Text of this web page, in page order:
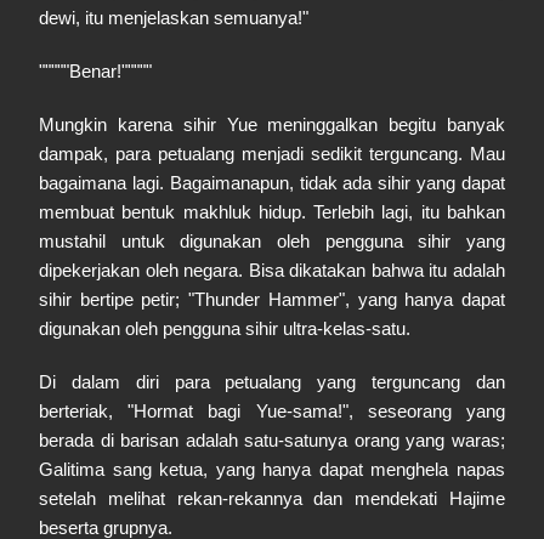
dewi, itu menjelaskan semuanya!"
"""""Benar!"""""
Mungkin karena sihir Yue meninggalkan begitu banyak
dampak, para petualang menjadi sedikit terguncang. Mau
bagaimana lagi. Bagaimanapun, tidak ada sihir yang dapat
membuat bentuk makhluk hidup. Terlebih lagi, itu bahkan
mustahil untuk digunakan oleh pengguna sihir yang
dipekerjakan oleh negara. Bisa dikatakan bahwa itu adalah
sihir bertipe petir; "Thunder Hammer", yang hanya dapat
digunakan oleh pengguna sihir ultra-kelas-satu.
Di dalam diri para petualang yang terguncang dan
berteriak, "Hormat bagi Yue-sama!", seseorang yang
berada di barisan adalah satu-satunya orang yang waras;
Galitima sang ketua, yang hanya dapat menghela napas
setelah melihat rekan-rekannya dan mendekati Hajime
beserta grupnya.